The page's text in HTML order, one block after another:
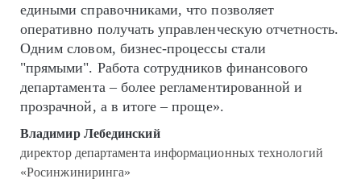
едиными справочниками, что позволяет
оперативно получать управленческую отчетность.
Одним словом, бизнес-процессы стали
"прямыми". Работа сотрудников финансового
департамента – более регламентированной и
прозрачной, а в итоге – проще».
Владимир Лебединский
директор департамента информационных технологий
«Росинжиниринга»